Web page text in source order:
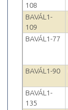
108
BAVÁL1-
109
BAVÁL1-77
BAVÁL1-90
BAVÁL1-
135